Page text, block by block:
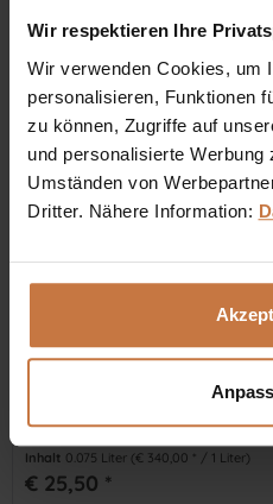
Wir respektieren Ihre
Wir verwenden Cookies, um
personalisieren, Funktionen
zu können, Zugriffe auf
und personalisierte Werbung
Umständen von
Dritter. Nähere Information:
Milde Tenside im pflegenden
Cleansing Mousse befreien
von Make-up und
Inhalt 0.075 Liter (€ 340,00 * / 1 Liter)
€ 25,50 *